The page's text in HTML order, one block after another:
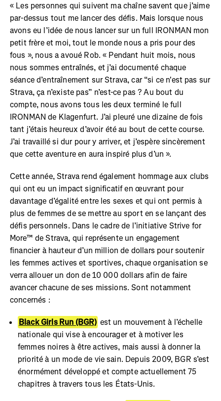
« Les personnes qui suivent ma chaîne savent que j’aime
par-dessus tout me lancer des défis. Mais lorsque nous
avons eu l’idée de nous lancer sur un full IRONMAN mon
petit frère et moi, tout le monde nous a pris pour des
fous », nous a avoué Rob. « Pendant huit mois, nous
nous sommes entraînés, et j’ai documenté chaque
séance d’entraînement sur Strava, car “si ce n'est pas sur
Strava, ça n’existe pas” n’est-ce pas ? Au bout du
compte, nous avons tous les deux terminé le full
IRONMAN de Klagenfurt. J’ai pleuré une dizaine de fois
tant j’étais heureux d’avoir été au bout de cette course.
J’ai travaillé si dur pour y arriver, et j’espère sincèrement
que cette aventure en aura inspiré plus d’un ».
Cette année, Strava rend également hommage aux clubs
qui ont eu un impact significatif en œuvrant pour
davantage d’égalité entre les sexes et qui ont permis à
plus de femmes de se mettre au sport en se lançant des
défis personnels. Dans le cadre de l’initiative Strive for
More™ de Strava, qui représente un engagement
financier à hauteur d’un million de dollars pour soutenir
les femmes actives et sportives, chaque organisation se
verra allouer un don de 10 000 dollars afin de faire
avancer chacune de ses missions. Sont notamment
concernés :
Black Girls Run (BGR) est un mouvement à l’échelle
nationale qui vise à encourager et à motiver les
femmes noires à être actives, mais aussi à donner la
priorité à un mode de vie sain. Depuis 2009, BGR s’est
énormément développé et compte actuellement 75
chapitres à travers tous les États-Unis.